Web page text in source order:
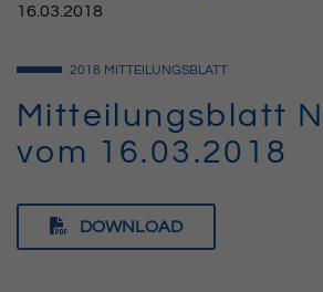
16.03.2018
2018 MITTEILUNGSBLATT
Mitteilungsblatt
vom 16.03.2018
DOWNLOAD